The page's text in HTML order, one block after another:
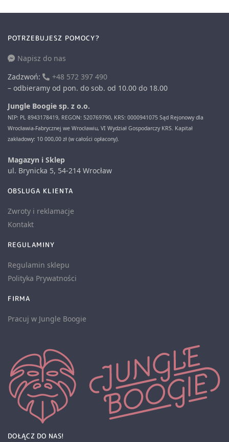
POTRZEBUJESZ POMOCY?
Napisz do nas
Zadzwoń:
+48 572 397 490
– odbieramy od pon. do sob. od 10.00 do 18.00
Jungle Boogie sp. z o.o.
NIP: PL 8943178419, REGON: 520769790, KRS: 0000941075 Sąd Rejonowy dla
Wrocławia-Fabrycznej we Wrocławiu, VI Wydział Gospodarczy KRS. Kapitał
zakładowy: 10 000,00 zł (w całości opłacony).
Magazyn i Sklep
ul. Brynicka 5, 54-214 Wrocław
OBSLUGA KLIENTA
Zwroty i reklamacje
Kontakt
REGULAMINY
Regulamin sklepu
Polityka Prywatności
FIRMA
Pracuj w Jungle Boogie
DOŁĄCZ DO NAS!